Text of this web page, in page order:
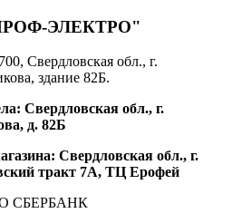
ЭЛЕКТРО"
Свердловская обл., г.
здание 82Б.
Свердловская обл., г.
д. 82Б
Свердловская обл., г.
тракт 7А, ТЦ Ерофей
СБЕРБАНК